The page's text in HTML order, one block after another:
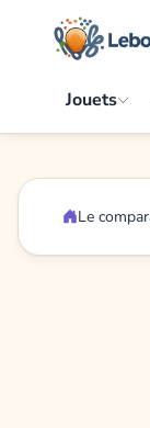
Jouets
Le